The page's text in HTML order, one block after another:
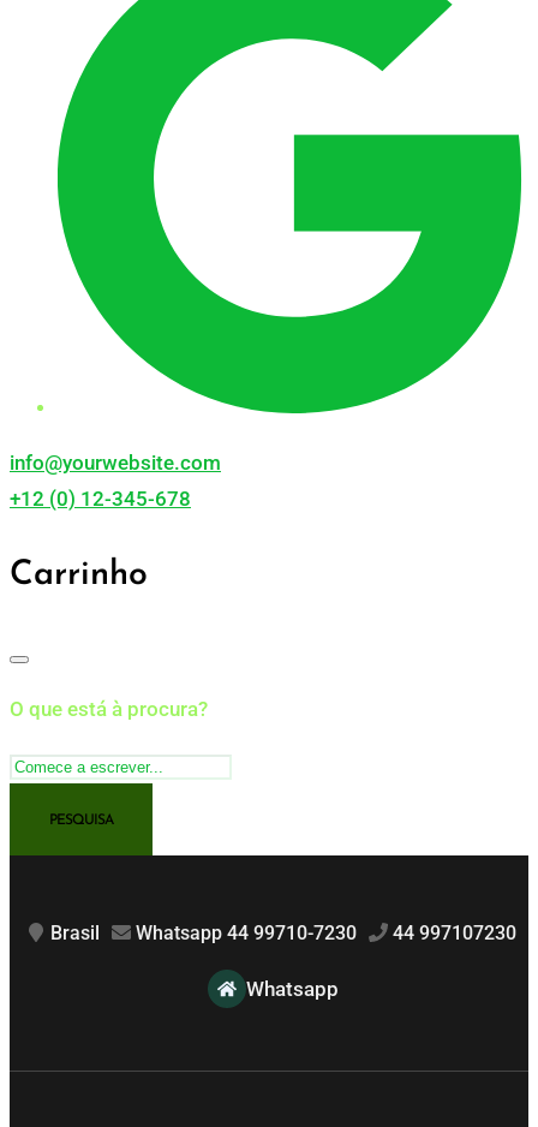
info@yourwebsite.com
+12 (0) 12-345-678
Carrinho
O que está à procura?
Brasil Whatsapp 44 99710-7230 44 997107230
Whatsapp